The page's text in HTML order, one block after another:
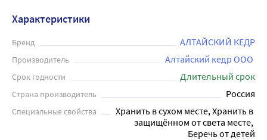
организм целиком. Сенна обладает мягким
слабительным эффектом, помогает наладить работу
кишечника и вывести накопленные шлаки и токсины
естественным путём в короткие сроки. Расторопша
пятнистая обладает широким спектром действия. Она по
праву считается сильнейшим растением при
вспомогательном лечении болезней печени: гепатита,
цирроза, желтухи, поражений от побочных действий
лекарств, радиации, других вредных веществ благодаря
Характеристики
Бренд АЛТАЙСКИЙ КЕДР
Производитель Алтайский кедр ООО
Срок годности Длительный срок
Страна производитель Россия
Специальные свойства
Хранить в сухом месте, Хранить в
защищённом от света месте,
Беречь от детей